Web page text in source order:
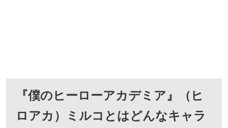
『僕のヒーローアカデミア』（ヒ
ロアカ）ミルコとはどんなキャラ